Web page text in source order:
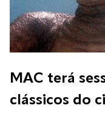
MAC terá
clássicos do